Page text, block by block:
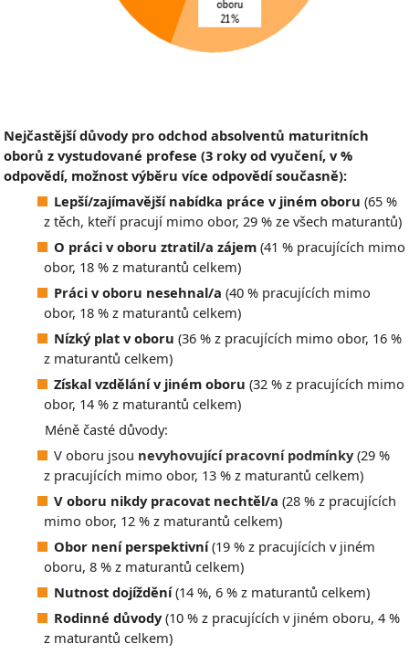
Nejčastější důvody pro odchod absolventů maturitních
oborů z vystudované profese (3 roky od vyučení, v %
odpovědí, možnost výběru více odpovědí současně):
Lepší/zajímavější nabídka práce v jiném oboru (65 %
z těch, kteří pracují mimo obor, 29 % ze všech maturantů)
O práci v oboru ztratil/a zájem (41 % pracujících mimo
obor, 18 % z maturantů celkem)
Práci v oboru nesehnal/a (40 % pracujících mimo
obor, 18 % z maturantů celkem)
Nízký plat v oboru (36 % z pracujících mimo obor, 16 %
z maturantů celkem)
Získal vzdělání v jiném oboru (32 % z pracujících mimo
obor, 14 % z maturantů celkem)
Méně časté důvody:
V oboru jsou nevyhovující pracovní podmínky(29 %
z pracujících mimo obor, 13 % z maturantů celkem)
V oboru nikdy pracovat nechtěl/a (28 % z pracujících
mimo obor, 12 % z maturantů celkem)
Obor není perspektivní(19 % z pracujících v jiném
oboru, 8 % z maturantů celkem)
Nutnost dojíždění(14 %, 6 % z maturantů celkem)
Rodinné důvody(10 % z pracujících v jiném oboru, 4 %
z maturantů celkem)